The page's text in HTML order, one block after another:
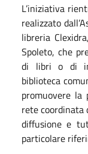
L’iniziativa
realizzato dall’
libreria
Spoleto, che
di libri o di
biblioteca
promuovere
rete coordinata
diffusione e
particolare